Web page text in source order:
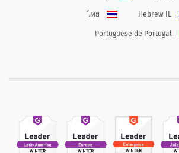
Hebrew IL
ไทย
Portuguese de Portugal